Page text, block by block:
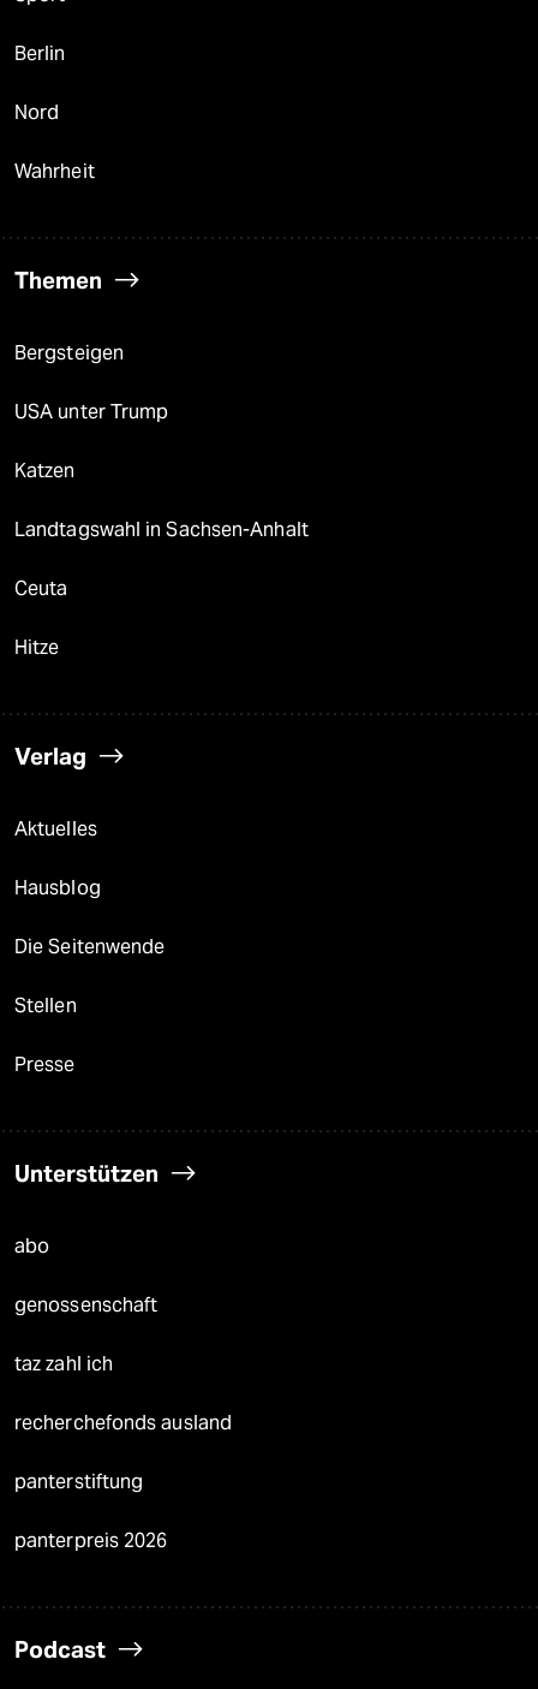
Berlin
Nord
Wahrheit
Themen
Bergsteigen
USA unter Trump
Katzen
Landtagswahl in Sachsen-Anhalt
Ceuta
Hitze
Verlag
Aktuelles
Hausblog
Die Seitenwende
Stellen
Presse
Unterstützen
abo
genossenschaft
taz zahl ich
recherchefonds ausland
panterstiftung
panterpreis 2026
Podcast